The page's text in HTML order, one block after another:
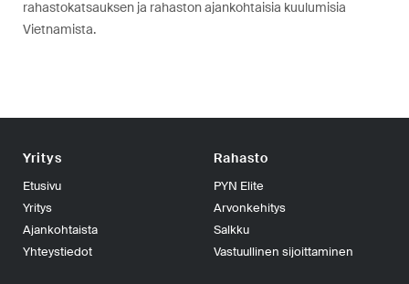
rahastokatsauksen ja rahaston ajankohtaisia kuulumisia
Vietnamista.
Yritys
Etusivu
Yritys
Ajankohtaista
Yhteystiedot
Rahasto
PYN Elite
Arvonkehitys
Salkku
Vastuullinen sijoittaminen